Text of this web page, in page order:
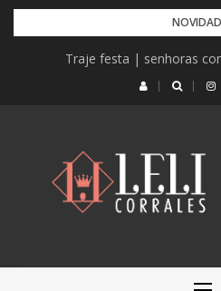
Pular
para
Traje festa | senhoras